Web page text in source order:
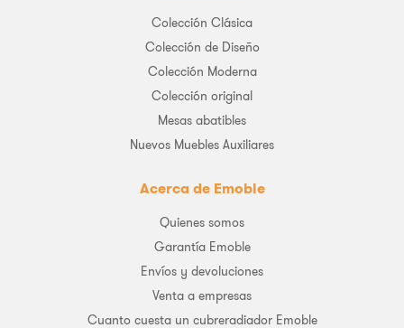
Colección Clásica
Colección de Diseño
Colección Moderna
Colección original
Mesas abatibles
Nuevos Muebles Auxiliares
Acerca de Emoble
Quienes somos
Garantía Emoble
Envíos y devoluciones
Venta a empresas
Cuanto cuesta un cubreradiador Emoble